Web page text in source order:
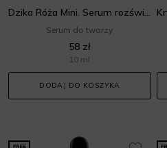
Serum do twarzy
58 zł
10 ml
DODAJ DO KOSZYKA